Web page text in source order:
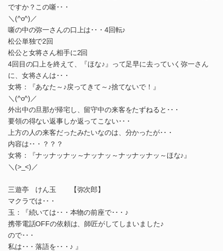
ですか？この噺･･・
＼(^o^)／
噺の中の弥一さんの口上は･･・4回転♪
松公単独で2回
松公と女将さん相手に2回
4回目の口上を終えて、『ほな♪』って足早に去っていく弥一さん
に、女将さんは･･・
女将：『あなた～♪戻ってきて～♪捨てないで！』
＼(^o^)／
外出中の旦那が帰宅し、留守中の来客をたずねると･･・
要領の得ない返事しか返ってこない･･・
上方の人の来客だったみたいなのは、分かったが･･・
内容は･･・？？？
女将：『ナッナッナッ～ナッナッ～ナッナッナッ～ほな♪』
＼(>_<)／
三遊亭 けん玉 【弥次郎】
マクラでは･･・
玉：『続いては･･・本物の前座で･･・♪
携帯電話OFFの依頼は、師匠がしてしまいました♪
ので･･・
私は･･・落語を･･・♪ 』